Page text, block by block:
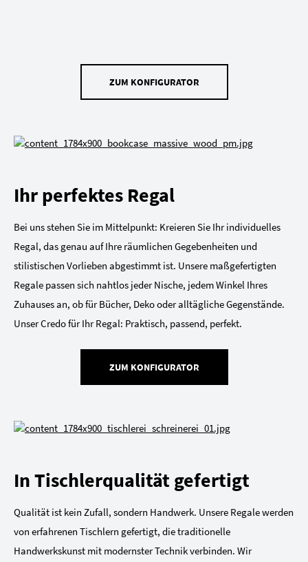
ZUM KONFIGURATOR
Ihr perfektes Regal
Bei uns stehen Sie im Mittelpunkt: Kreieren Sie Ihr individuelles
Regal, das genau auf Ihre räumlichen Gegebenheiten und
stilistischen Vorlieben abgestimmt ist. Unsere maßgefertigten
Regale passen sich nahtlos jeder Nische, jedem Winkel Ihres
Zuhauses an, ob für Bücher, Deko oder alltägliche Gegenstände.
Unser Credo für Ihr Regal: Praktisch, passend, perfekt.
ZUM KONFIGURATOR
In Tischlerqualität gefertigt
Qualität ist kein Zufall, sondern Handwerk. Unsere Regale werden
von erfahrenen Tischlern gefertigt, die traditionelle
Handwerkskunst mit modernster Technik verbinden. Wir